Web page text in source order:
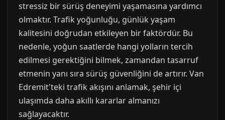
stressiz bir sürüş deneyimi yaşamasına yardımcı
olmaktır. Trafik yoğunluğu, günlük yaşam
kalitesini doğrudan etkileyen bir faktördür. Bu
nedenle, yoğun saatlerde hangi yolların tercih
edilmesi gerektiğini bilmek, zamandan tasarruf
etmenin yanı sıra sürüş güvenliğini de artırır. Van
Edremit'teki trafik akışını anlamak, şehir içi
ulaşımda daha akıllı kararlar almanızı
sağlayacaktır.